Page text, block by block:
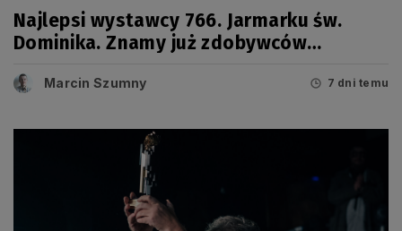
Najlepsi wystawcy 766. Jarmarku św.
Dominika. Znamy już zdobywców
Marcin Szumny 7 dni temu